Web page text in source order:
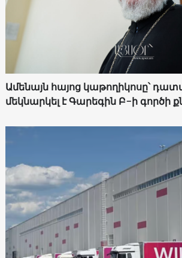
Ամենայն հայոց կաթողիկոսը՝
մեկնարկել է Գարեգին Բ-ի գործի